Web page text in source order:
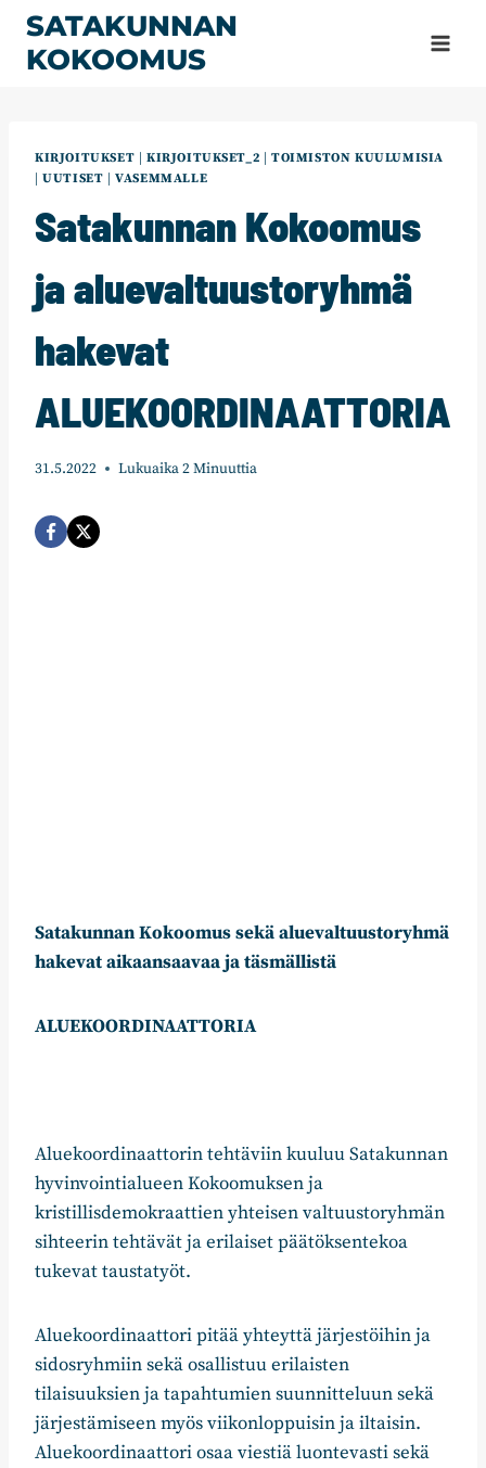
Siirry
sisältöön
SATAKUNNAN
KOKOOMUS
KIRJOITUKSET KIRJOITUKSET_2 |TOIMISTON KUULUMISIA
|UUTISET |VASEMMALLE
Satakunnan Kokoomus
ja aluevaltuustoryhmä
hakevat
ALUEKOORDINAATTORIA
31.5.2022 Lukuaika2Minuuttia
Satakunnan Kokoomus sekä aluevaltuustoryhmä
hakevat aikaansaavaa ja täsmällistä
ALUEKOORDINAATTORIA
Aluekoordinaattorin tehtäviin kuuluu Satakunnan
hyvinvointialueen Kokoomuksen ja
kristillisdemokraattien yhteisen valtuustoryhmän
sihteerin tehtävät ja erilaiset päätöksentekoa
tukevat taustatyöt.
Aluekoordinaattori pitää yhteyttä järjestöihin ja
sidosryhmiin sekä osallistuu erilaisten
tilaisuuksien ja tapahtumien suunnitteluun sekä
järjestämiseen myös viikonloppuisin ja iltaisin.
Aluekoordinaattori osaa viestiä luontevasti sekä